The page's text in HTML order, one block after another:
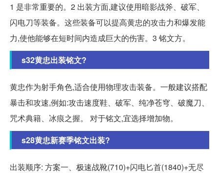
1 是非常重要的。2 出装方面,建议使用暗影战斧、破军、
闪电刀等装备。这些装备可以提高黄忠的攻击力和爆发能
力,使他能够在短时间内造成巨大的伤害。3 铭文方。
s32黄忠出装铭文?
黄忠作为射手角色,适合使用物理攻击装备。一般建议搭配
暴击和攻速,例如:攻击速度鞋、破军、纯净苍穹、破魔刀、
咒术典籍、冰痕之握。 对于铭文,宜选择增加物。
s28黄忠新赛季铭文出装?
出装顺序: 方案一、极速战靴(710)+闪电匕首(1840)+无尽